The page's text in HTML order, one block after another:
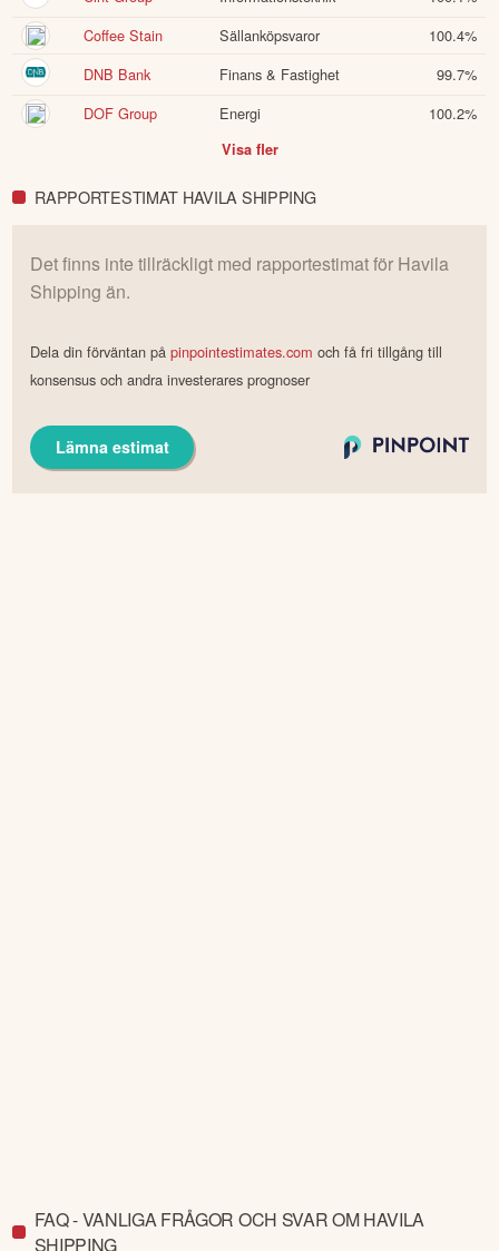
Coffee Stain
Sällanköpsvaror 100.4%
DNB Bank
Finans & Fastighet 99.7%
DOF Group
Energi 100.2%
Visa fler
RAPPORTESTIMAT HAVILA SHIPPING
Det finns inte tillräckligt med rapportestimat för Havila
Shipping än.
Dela din förväntan påpinpointestimates.com och få fri tillgång till
konsensus och andra investerares prognoser
Lämna estimat
FAQ - VANLIGA FRÅGOR OCH SVAR OM HAVILA
SHIPPING